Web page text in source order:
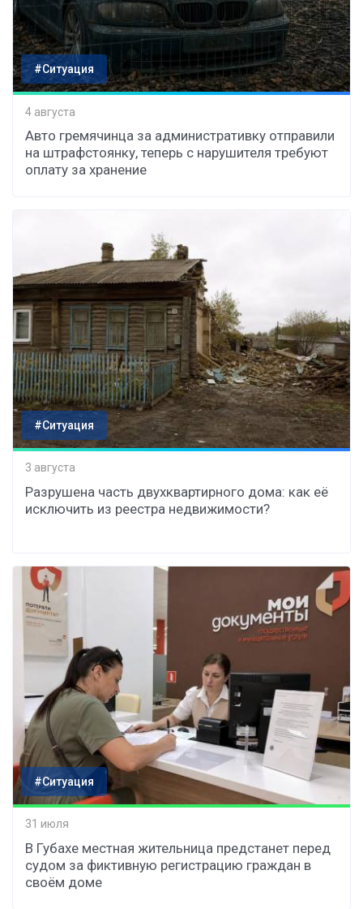
#Ситуация
4 августа
Авто гремячинца за административку отправили
на штрафстоянку, теперь с нарушителя требуют
оплату за хранение
#Ситуация
3 августа
Разрушена часть двухквартирного дома: как её
исключить из реестра недвижимости?
#Ситуация
31 июля
В Губахе местная жительница предстанет перед
судом за фиктивную регистрацию граждан в
своём доме